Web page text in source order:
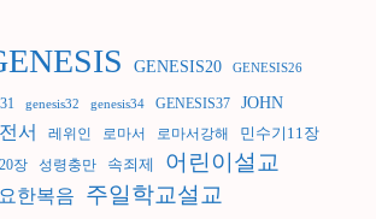
GENESIS20 GENESIS26
genesis32 genesis34 GENESIS37 JOHN
서 레위인 로마서 로마서강해 민수기11장
장 성령충만 속죄제
어린이설교
요한복음 주일학교설교